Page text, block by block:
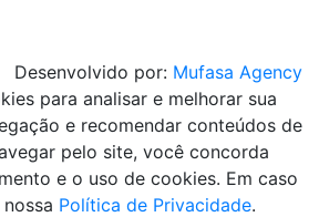
Desenvolvido por: Mufasa Agency
para analisar e melhorar sua
e recomendar conteúdos de
pelo site, você concorda
e o uso de cookies. Em caso
Política de Privacidade.